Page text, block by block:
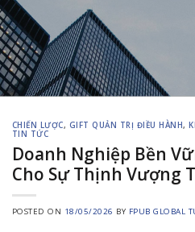
CHIẾN LƯỢC, GIFT QUẢN TRỊ ĐIỀU HÀNH,
TIN TỨC
Doanh Nghiệp Bền
Cho Sự Thịnh Vượng
POSTED ON 18/05/2026 BY FPUB GLOBAL